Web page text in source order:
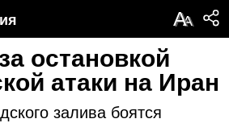
АА
остановкой
атаки на Иран
залива боятся